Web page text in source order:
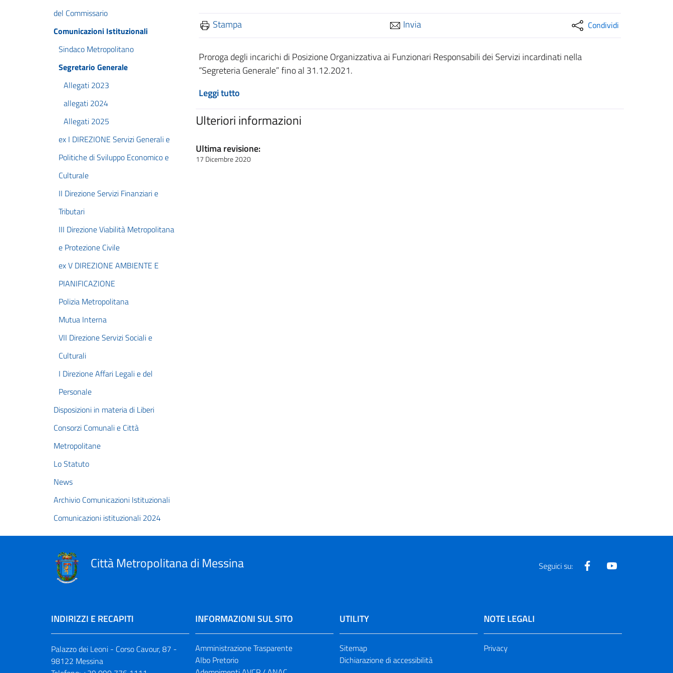
del Commissario
Comunicazioni Istituzionali
Sindaco Metropolitano
Segretario Generale
Allegati 2023
allegati 2024
Allegati 2025
ex I DIREZIONE Servizi Generali e
Politiche di Sviluppo Economico e
Culturale
II Direzione Servizi Finanziari e
Tributari
III Direzione Viabilità Metropolitana
e Protezione Civile
ex V DIREZIONE AMBIENTE E
PIANIFICAZIONE
Polizia Metropolitana
Mutua Interna
VII Direzione Servizi Sociali e
Culturali
I Direzione Affari Legali e del
Personale
Disposizioni in materia di Liberi
Consorzi Comunali e Città
Metropolitane
Lo Statuto
News
Archivio Comunicazioni Istituzionali
Comunicazioni istituzionali 2024
Stampa Invia Condividi
Proroga degli incarichi di Posizione Organizzativa ai Funzionari Responsabili dei Servizi incardinati nella
“Segreteria Generale” fino al 31.12.2021.
Leggi tutto
Ulteriori informazioni
Ultima revisione:
17 Dicembre 2020
Città Metropolitana di Messina Seguici su: Facebook
INDIRIZZI E RECAPITI
Palazzo dei Leoni - Corso Cavour, 87 -
98122 Messina
INFORMAZIONI SUL SITO
Amministrazione Trasparente
Albo Pretorio
UTILITY
Sitemap
Dichiarazione di accessibilità
NOTE LEGALI
Privacy